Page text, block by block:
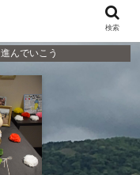
んでいこう
検索